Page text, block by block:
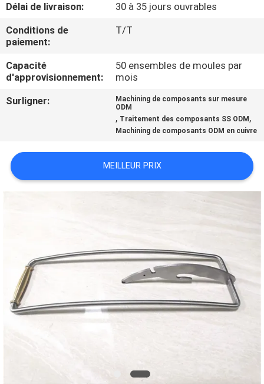
DE
QUALITÉ
CONTACTEZ-
DEMANDEZ
UNE
SITE
PRIVACY
Délai de livraison:
30 à 35 jours ouvrables
Conditions de
paiement:
T/T
Capacité
d'approvisionnement:
50 ensembles de moules par
mois
Surligner:
Machining de composants sur mesure
ODM
, Traitement des composants SS ODM ,
Machining de composants ODM en cuivre
MEILLEUR PRIX